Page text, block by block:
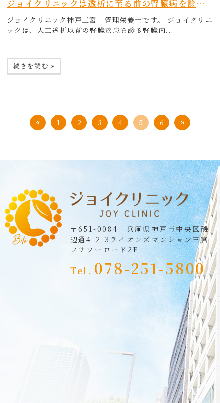
ジョイクリニックは透析に至る前の腎臓病を診るクリニックです
ジョイクリニック神戸三宮 管理栄養士です。 ジョイクリニ
ックは、人工透析以前の腎臓疾患を診る腎臓内...
続きを読む »
1 2 3 4 5 6
〒651-0084 兵庫県神戸市中央区磯
辺通4-2-3 ライオンズマンション三宮
フラワーロード2F
Tel. 078-251-5800